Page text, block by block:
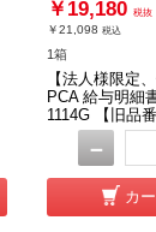
￥19,180 税抜
￥21,098 税込
1箱
【法人様限定
PCA 給与明細
1114G 【旧品
－
カ